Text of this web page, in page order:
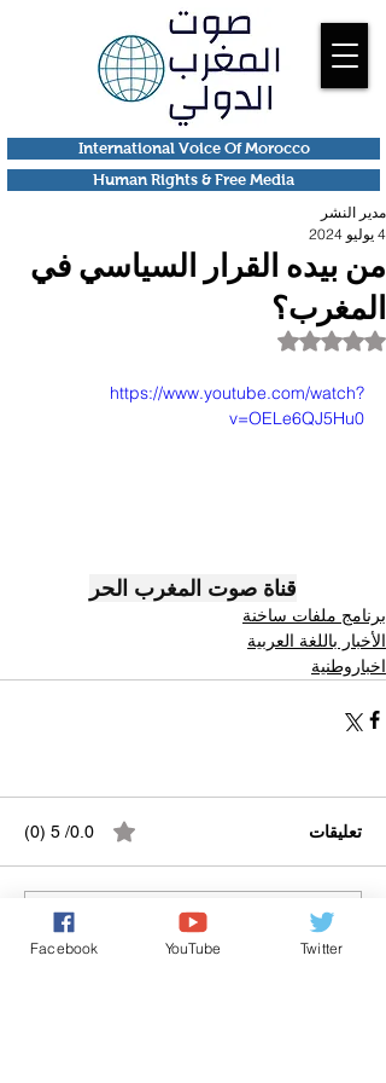
Human Rights & Free Media
International Voice Of Morocco
من بيده القرار السياسي في
المغرب؟
مدير النشر
4 يوليو 2024
تم التقييم بـ ليس رقمًا من أصل 5 نجوم.
https://www.youtube.com/watch?
v=OELe6QJ5Hu0
قناة صوت المغرب الحر
برنامج ملفات ساخنة
الأخبار باللغة العربية
اخباروطنية
تعليقات 0.0/ 5 (0)
التعليق والتقييم...
Facebook YouTube Twitter